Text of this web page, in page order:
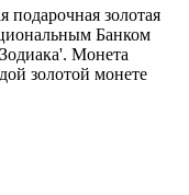
подарочная золотая
Банком
Монета
золотой монете